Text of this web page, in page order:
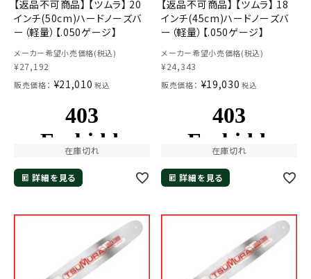
【返品不可商品】 【ツムラ】 20
インチ(50cm)ハードノーズバ
ー（軽量）【.050ゲージ】
メーカー希望小売価格(税込)
¥27,192
販売価格： ¥21,010 税込
在庫切れ
詳細を見る
【返品不可商品】 【ツムラ】 18
インチ(45cm)ハードノーズバ
ー（軽量）【.050ゲージ】
メーカー希望小売価格(税込)
¥24,343
販売価格： ¥19,030 税込
在庫切れ
詳細を見る